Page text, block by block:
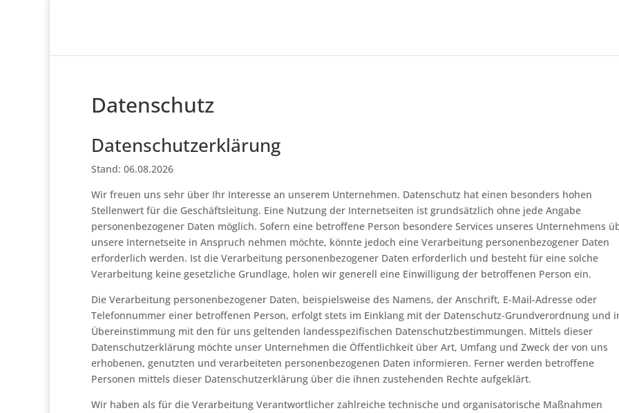
Datenschutz
Datenschutzerklärung
Stand: 06.08.2026
Wir freuen uns sehr über Ihr Interesse an unserem Unternehmen. Datenschutz hat einen besonders hohen
Stellenwert für die Geschäftsleitung. Eine Nutzung der Internetseiten ist grundsätzlich ohne jede Angabe
personenbezogener Daten möglich. Sofern eine betroffene Person besondere Services unseres Unternehmens
unsere Internetseite in Anspruch nehmen möchte, könnte jedoch eine Verarbeitung personenbezogener Daten
erforderlich werden. Ist die Verarbeitung personenbezogener Daten erforderlich und besteht für eine solche
Verarbeitung keine gesetzliche Grundlage, holen wir generell eine Einwilligung der betroffenen Person ein.
Die Verarbeitung personenbezogener Daten, beispielsweise des Namens, der Anschrift, E-Mail-Adresse oder
Telefonnummer einer betroffenen Person, erfolgt stets im Einklang mit der Datenschutz-Grundverordnung und
Übereinstimmung mit den für uns geltenden landesspezifischen Datenschutzbestimmungen. Mittels dieser
Datenschutzerklärung möchte unser Unternehmen die Öffentlichkeit über Art, Umfang und Zweck der von uns
erhobenen, genutzten und verarbeiteten personenbezogenen Daten informieren. Ferner werden betroffene
Personen mittels dieser Datenschutzerklärung über die ihnen zustehenden Rechte aufgeklärt.
Wir haben als für die Verarbeitung Verantwortlicher zahlreiche technische und organisatorische Maßnahmen